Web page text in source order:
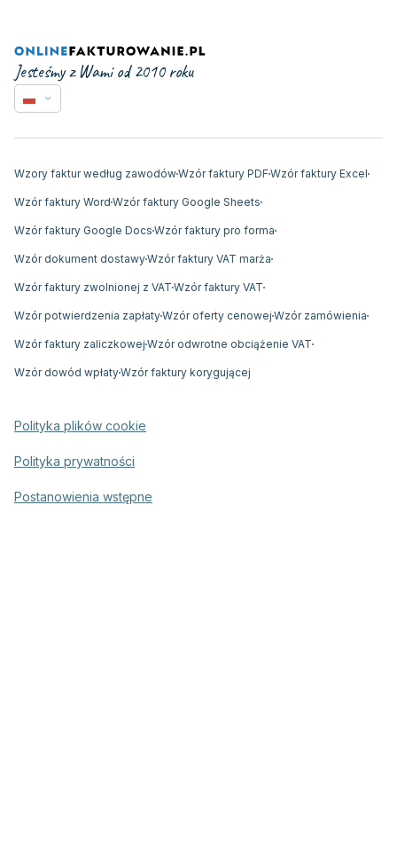
Jesteśmy z Wami od 2010 roku
Wzory faktur według zawodówWzór faktury PDF Wzór faktury Excel
Wzór faktury Word Wzór faktury Google Sheets
Wzór faktury Google Docs Wzór faktury pro forma
Wzór dokument dostawyWzór faktury VAT marża
Wzór faktury zwolnionej z VAT Wzór faktury VAT
Wzór potwierdzenia zapłatyWzór oferty cenowej Wzór zamówienia
Wzór faktury zaliczkowej Wzór odwrotne obciążenie VAT
Wzór dowód wpłatyWzór faktury korygującej
Polityka plików cookie
Polityka prywatności
Postanowienia wstępne